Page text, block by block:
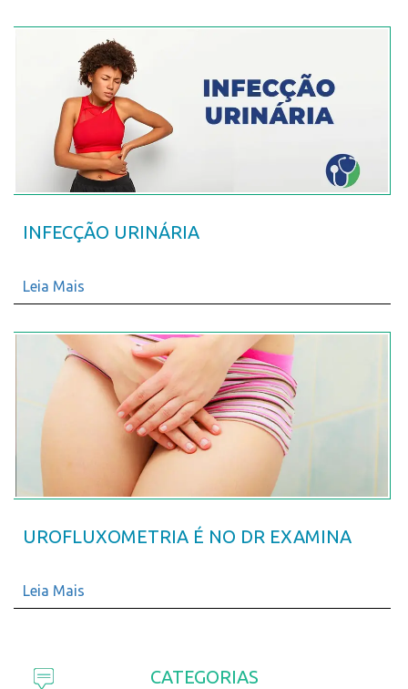
INFECÇÃO URINÁRIA
Leia Mais
UROFLUXOMETRIA É NO DR EXAMINA
Leia Mais
CATEGORIAS